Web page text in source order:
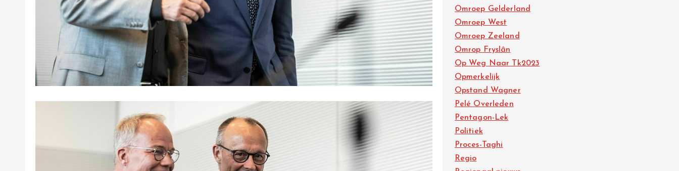
Omroep Gelderland
Omroep West
Omroep Zeeland
Omrop Fryslân
Op Weg Naar Tk2023
Opmerkelijk
Opstand Wagner
Pelé Overleden
Pentagon-Lek
Politiek
Proces-Taghi
Regio